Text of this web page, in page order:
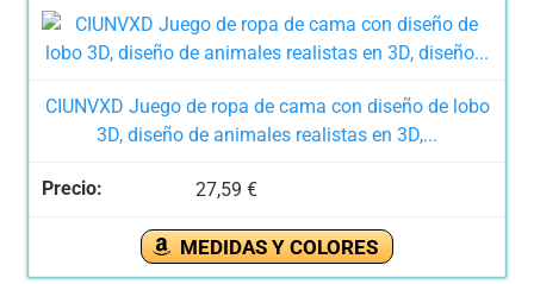
CIUNVXD Juego de ropa de cama con diseño de lobo
3D, diseño de animales realistas en 3D,...
27,59 €
MEDIDAS Y COLORES